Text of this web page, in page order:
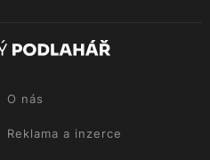
O nás
Reklama a inzerce